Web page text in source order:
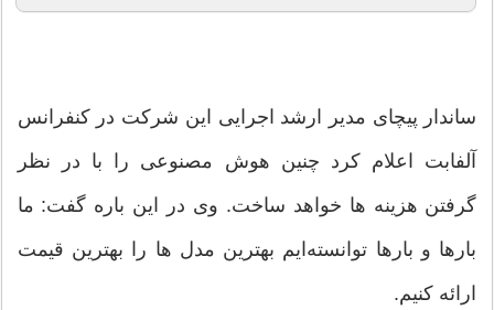
ساندار پیچای مدیر ارشد اجرایی این شرکت در کنفرانس
آلفابت اعلام کرد چنین هوش مصنوعی را با در نظر
گرفتن هزینه ها خواهد ساخت. وی در این باره گفت: ما
بارها و بارها توانسته‌ایم بهترین مدل ها را بهترین قیمت
ارائه کنیم.